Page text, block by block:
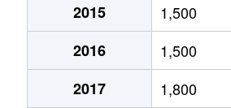
北１０条東
1,900万円
北１２条東
1,800万円
北１２条東
2,700万円
2015
1,500
2016
1,500
2017
1,800